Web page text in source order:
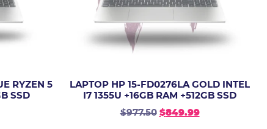
RYZEN 5
SSD
LAPTOP HP 15-FD0276LA GOLD INTEL
I7 1355U +16GB RAM +512GB SSD
$977.50 $849.99